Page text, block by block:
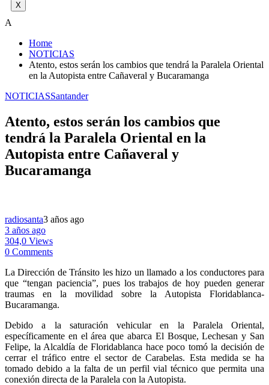
X
A
Home
NOTICIAS
Atento, estos serán los cambios que tendrá la Paralela Oriental
en la Autopista entre Cañaveral y Bucaramanga
NOTICIASSantander
Atento, estos serán los cambios que
tendrá la Paralela Oriental en la
Autopista entre Cañaveral y
Bucaramanga
radiosanta3 años ago
3 años ago
304,0 Views
0 Comments
La Dirección de Tránsito les hizo un llamado a los conductores para
que “tengan paciencia”, pues los trabajos de hoy pueden generar
traumas en la movilidad sobre la Autopista Floridablanca-
Bucaramanga.
Debido a la saturación vehicular en la Paralela Oriental,
específicamente en el área que abarca El Bosque, Lechesan y San
Felipe, la Alcaldía de Floridablanca hace poco tomó la decisión de
cerrar el tráfico entre el sector de Carabelas. Esta medida se ha
tomado debido a la falta de un perfil vial técnico que permita una
conexión directa de la Paralela con la Autopista.